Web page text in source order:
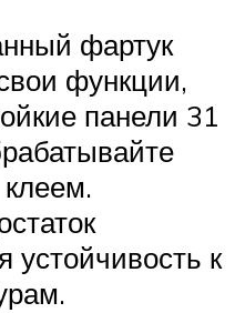
фартук
функции,
панели 31
устойчивость к